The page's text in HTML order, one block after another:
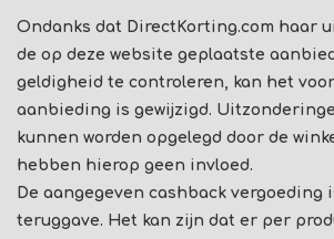
Ondanks dat DirectKorting.com haar
de op deze website geplaatste
geldigheid te controleren, kan het
aanbieding is gewijzigd.
kunnen worden opgelegd door de
hebben hierop geen invloed.
De aangegeven cashback vergoeding
teruggave. Het kan zijn dat er per